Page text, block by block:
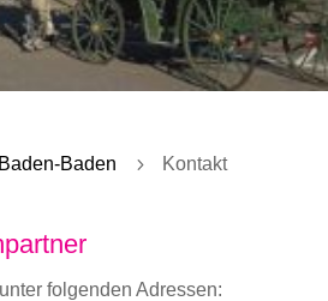
Baden-Baden 5 Kontakt
folgenden Adressen: